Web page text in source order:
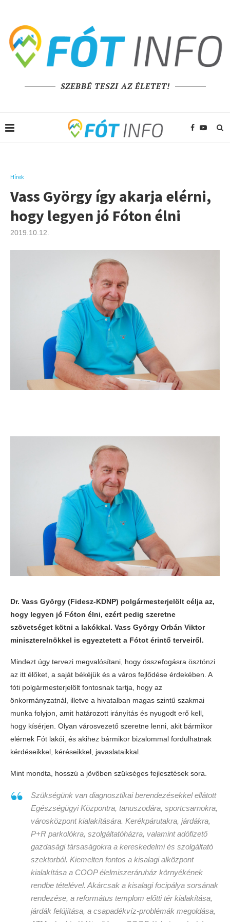
SZEBBÉ TESZI AZ ÉLETET!
Hírek
Vass György így akarja elérni,
hogy legyen jó Fóton élni
2019.10.12.
Dr. Vass György (Fidesz-KDNP) polgármesterjelölt célja az,
hogy legyen jó Fóton élni, ezért pedig szeretne
szövetséget kötni a lakókkal. Vass György Orbán Viktor
miniszterelnökkel is egyeztetett a Fótot érintő terveiről.
Mindezt úgy tervezi megvalósítani, hogy összefogásra ösztönzi
az itt élőket, a saját békéjük és a város fejlődése érdekében. A
fóti polgármesterjelölt fontosnak tartja, hogy az
önkormányzatnál, illetve a hivatalban magas szintű szakmai
munka folyjon, amit határozott irányítás és nyugodt erő kell,
hogy kísérjen. Olyan városvezető szeretne lenni, akit bármikor
elérnek Fót lakói, és akihez bármikor bizalommal fordulhatnak
kérdéseikkel, kéréseikkel, javaslataikkal.
Mint mondta, hosszú a jövőben szükséges fejlesztések sora.
Szükségünk van diagnosztikai berendezésekkel ellátott
Egészségügyi Központra, tanuszodára, sportcsarnokra,
városközpont kialakítására. Kerékpárutakra, járdákra,
P+R parkolókra, szolgáltatóházra, valamint adófizető
gazdasági társaságokra a kereskedelmi és szolgáltató
szektorból. Kiemelten fontos a kisalagi alközpont
kialakítása a COOP élelmiszeráruház környékének
rendbe tételével. Akárcsak a kisalagi focipálya sorsának
rendezése, a református templom előtti tér kialakítása,
járdák felújítása, a csapadékvíz-problémák megoldása,